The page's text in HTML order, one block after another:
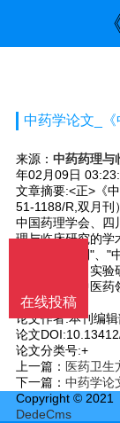
中药学论文_
来源： 中药药理与
年02月09日
文章摘要:<正>《
51-1188/R,双月刊
中国药理学会、四
理与临床研究的学
据库来源期刊"、"
有名方研究、实
栏目。欢迎中医
文章关键词:
论文作者:本刊编
论文
论文分类号:+
上一篇： 医药卫生
下一篇： 中药学论
Copyright © 2021
DedeCms
在线投稿